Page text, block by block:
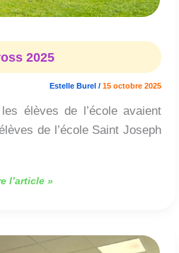
2025
Estelle Burel / 15 octobre 2025
élèves de l’école avaient
de l’école Saint Joseph
l’article »